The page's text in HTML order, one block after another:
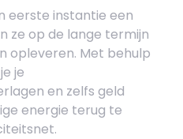
eerste instantie een
ze op de lange termijn
opleveren. Met behulp
je
en zelfs geld
energie terug te